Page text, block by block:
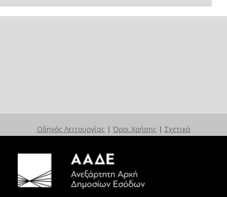
Οδηγός Λειτουργίας | Όροι Χρήσης | Σχετικά